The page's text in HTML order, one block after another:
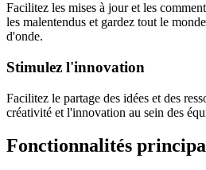
Facilitez les mises à jour et les
les malentendus et gardez tout le
d'onde.
Stimulez l'innovation
Facilitez le partage des idées et des
créativité et l'innovation au sein des
Fonctionnalités